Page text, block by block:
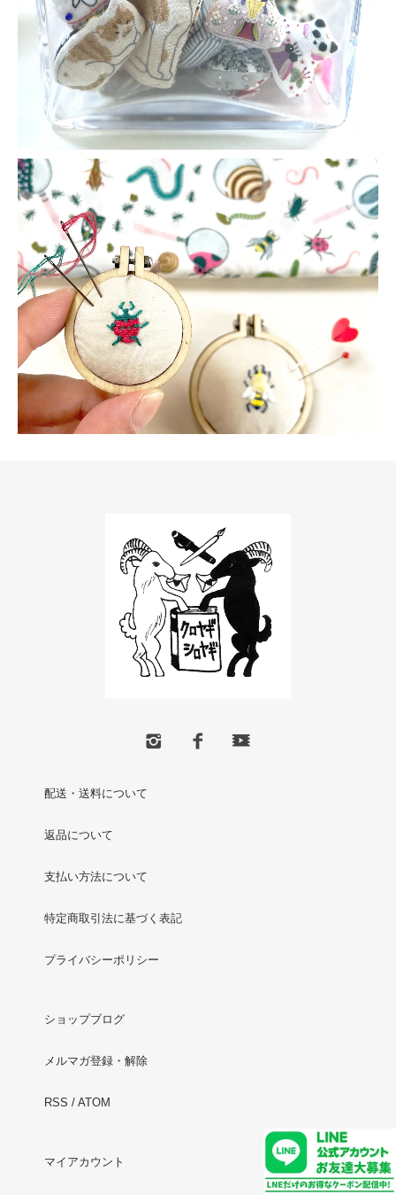
配送・送料について
返品について
支払い方法について
特定商取引法に基づく表記
プライバシーポリシー
ショップブログ
メルマガ登録・解除
RSS / ATOM
マイアカウント